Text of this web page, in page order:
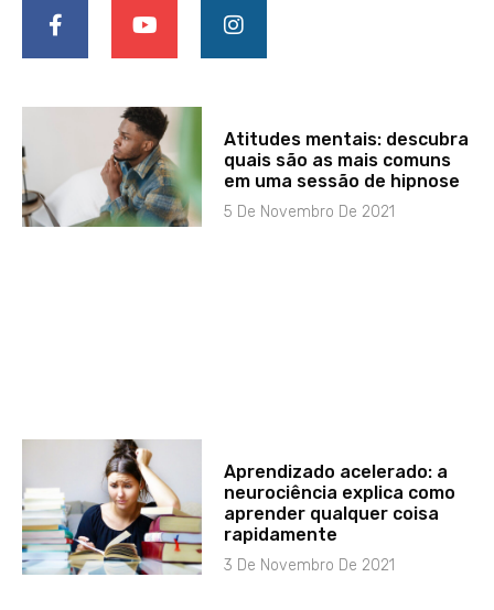
Atitudes mentais: descubra
quais são as mais comuns
em uma sessão de hipnose
5 De Novembro De 2021
Aprendizado acelerado: a
neurociência explica como
aprender qualquer coisa
rapidamente
3 De Novembro De 2021